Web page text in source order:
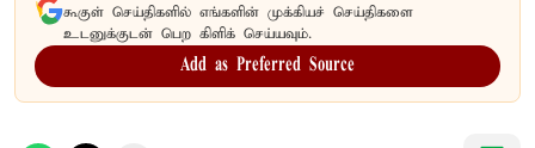
கூகுள் செய்திகளில் எங்களின் முக்கியச் செய்திகளை
உடனுக்குடன் பெற கிளிக் செய்யவும்.
Add as Preferred Source